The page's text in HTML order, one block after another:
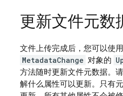
更新文件元数
文件上传完成后，您可以使
MetadataChange 对象的
方法随时更新文件元数据。
解什么属性可以更新。只有